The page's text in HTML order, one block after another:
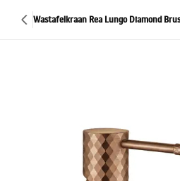
Wastafelkraan Rea Lungo Diamond